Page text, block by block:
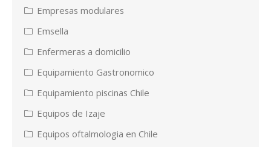
Empresas modulares
Emsella
Enfermeras a domicilio
Equipamiento Gastronomico
Equipamiento piscinas Chile
Equipos de Izaje
Equipos oftalmologia en Chile